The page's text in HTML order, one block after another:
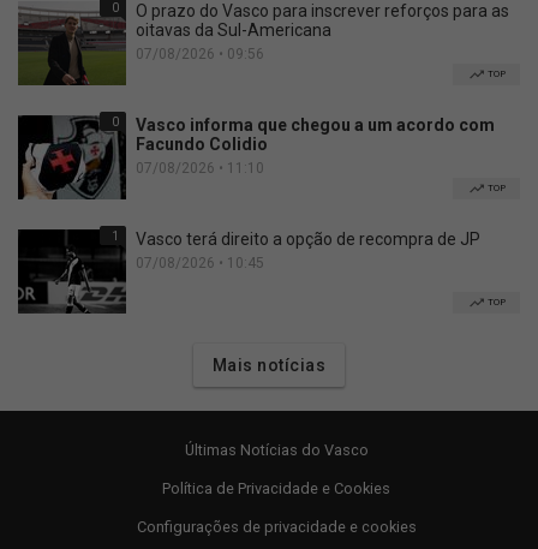
0
O prazo do Vasco para inscrever reforços para as
oitavas da Sul-Americana
07/08/2026 • 09:56
TOP
0
Vasco informa que chegou a um acordo com
Facundo Colidio
07/08/2026 • 11:10
TOP
1 Vasco terá direito a opção de recompra de JP
07/08/2026 • 10:45
TOP
Mais notícias
Últimas Notícias do Vasco
Política de Privacidade e Cookies
Configurações de privacidade e cookies